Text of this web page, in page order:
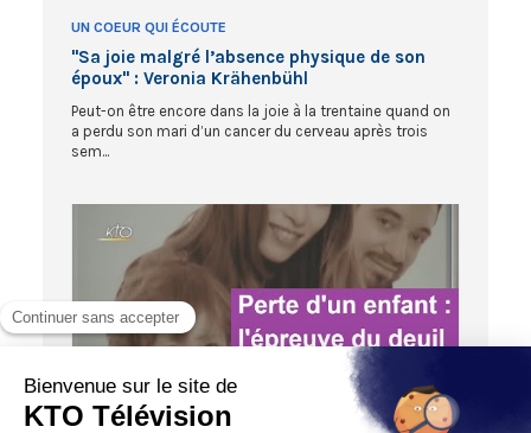
UN COEUR QUI ÉCOUTE
"Sa joie malgré l’absence physique de son
époux" : Veronia Krähenbühl
Peut-on être encore dans la joie à la trentaine quand on
a perdu son mari d’un cancer du cerveau après trois
sem...
06:32